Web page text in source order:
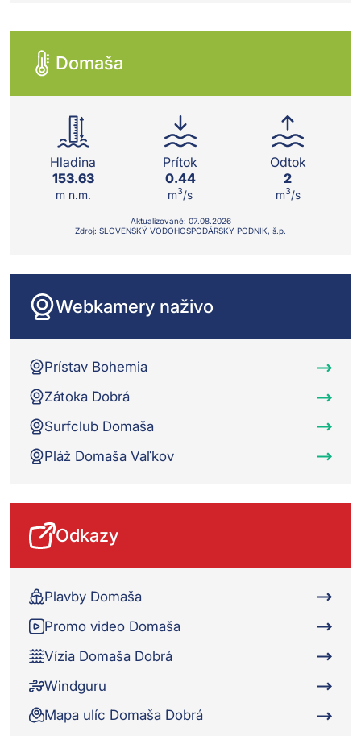
Domaša
Hladina
153.63
m n.m.
Prítok
0.44
m3/s
Odtok
2
m3/s
Aktualizované: 07.08.2026
Zdroj: SLOVENSKÝ VODOHOSPODÁRSKY PODNIK, š.p.
Webkamery naživo
Prístav Bohemia
Zátoka Dobrá
Surfclub Domaša
Pláž Domaša Vaľkov
Odkazy
Plavby Domaša
Promo video Domaša
Vízia Domaša Dobrá
Windguru
Mapa ulíc Domaša Dobrá